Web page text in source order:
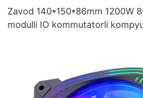
Zavod 140*150*86mm 1200W
modulli IO kommutatorli